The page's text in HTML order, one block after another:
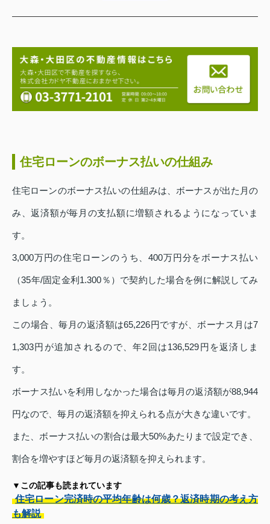
住宅ローンのボーナス払いの仕組み
住宅ローンのボーナス払いの仕組みは、ボーナスが出た月の
み、返済額が毎月の支払額に増額されるようになっていま
す。
3,000万円の住宅ローンのうち、400万円分をボーナス払い
（35年/固定金利1.300％）で契約した場合を例に解説してみ
ましょう。
この場合、毎月の返済額は65,226円ですが、ボーナス月は7
1,303円が追加されるので、年2回は136,529円を返済しま
す。
ボーナス払いを利用しなかった場合は毎月の返済額が88,944
円なので、毎月の返済額を抑えられる点が大きな違いです。
また、ボーナス払いの割合は最大50%あたりまで設定でき、
割合を増やすほど毎月の返済額を抑えられます。
▼この記事も読まれています
住宅ローン完済時の平均年齢は何歳？返済時期の考え方
も解説